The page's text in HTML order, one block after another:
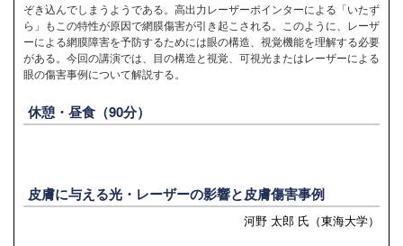
ぞき込んでしまうようである。高出力レーザーポインターによる「いたず
ら」もこの特性が原因で網膜傷害が引き起こされる。このように、レーザ
ーによる網膜障害を予防するためには眼の構造、視覚機能を理解する必要
がある。今回の講演では、目の構造と視覚、可視光またはレーザーによる
眼の傷害事例について解説する。
休憩・昼食（90分）
皮膚に与える光・レーザーの影響と皮膚傷害事例
河野 太郎 氏（東海大学）